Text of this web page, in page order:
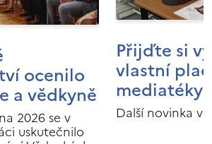
ocenilo
a vědkyně
2026 se v
uskutečnilo
Přijďte si
vlastní
mediatéky
Další novinka v